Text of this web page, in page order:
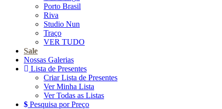
Porto Brasil
Riva
Studio Nun
Traço
VER TUDO
Sale
Nossas Galerias
Lista de Presentes
Criar Lista de Presentes
Ver Minha Lista
Ver Todas as Listas
Pesquisa por Preço